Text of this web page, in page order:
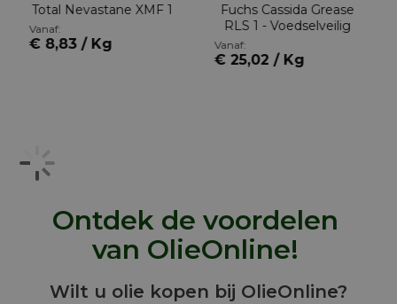
Total Nevastane XMF 1
Vanaf:
€ 8,83 / Kg
Fuchs Cassida Grease
RLS 1 - Voedselveilig
Vanaf:
€ 25,02 / Kg
Ontdek de voordelen
van OlieOnline!
Wilt u olie kopen bij OlieOnline?